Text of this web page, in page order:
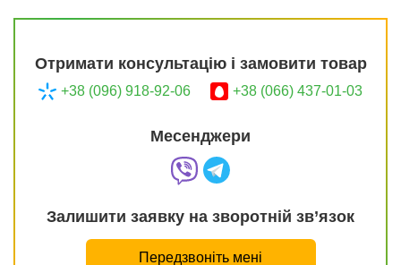
Отримати консультацію і замовити товар
+38 (096) 918-92-06 +38 (066) 437-01-03
Месенджери
Залишити заявку на зворотній зв’язок
Передзвоніть мені